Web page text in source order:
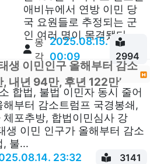
애비뉴에서 연방 이민 당
국 요원들로 추정되는 군
인 여러 명이 목격됐다. ...
몽
각
2025.08.15.
00:09
2994
생 이민인구 올해부터 감소
, 내년 94만, 후년 122만’
합법, 불법 이민자 동시 줄어
부터 감소트럼프 국경봉쇄,
체포추방, 합법이민심사 강
생 이민 인구가 올해부터 감소
, 불...
23:32 3141